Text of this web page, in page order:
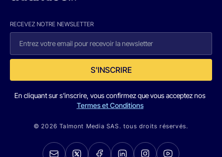
RECEVEZ NOTRE NEWSLETTER
S'INSCRIRE
En cliquant sur s'inscrire, vous confirmez que vous acceptez nos
Termes et Conditions
© 2026 Talmont Media SAS. tous droits réservés.